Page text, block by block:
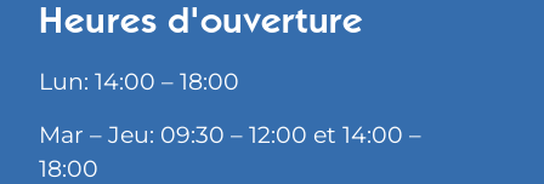
Heures d'ouverture
Lun: 14:00 – 18:00
Mar – Jeu: 09:30 – 12:00 et 14:00 –
18:00